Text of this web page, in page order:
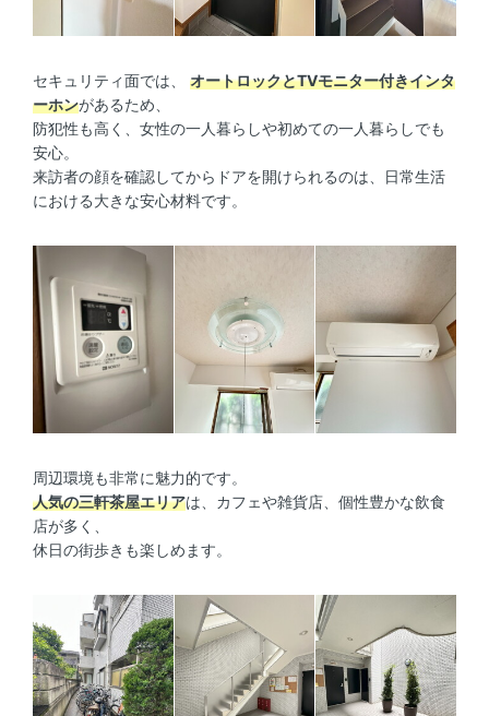
セキュリティ面では、 オートロックとTVモニター付きインタ
ーホンがあるため、
防犯性も高く、女性の一人暮らしや初めての一人暮らしでも
安心。
来訪者の顔を確認してからドアを開けられるのは、日常生活
における大きな安心材料です。
周辺環境も非常に魅力的です。
人気の三軒茶屋エリアは、カフェや雑貨店、個性豊かな飲食
店が多く、
休日の街歩きも楽しめます。